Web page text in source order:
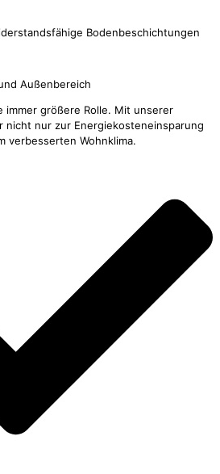
Bodenbeschichtungen
Außenbereich
immer größere Rolle. Mit unserer
nicht nur zur Energiekosteneinsparung
verbesserten Wohnklima.